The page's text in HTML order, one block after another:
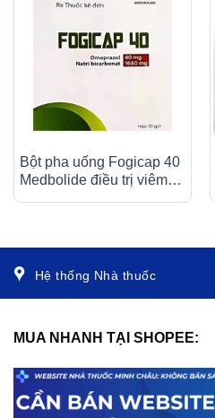
Bột pha uống Fogicap 40
Medbolide điều trị viêm
Hệ thống Nhà thuốc
MUA NHANH TẠI SHOPEE: